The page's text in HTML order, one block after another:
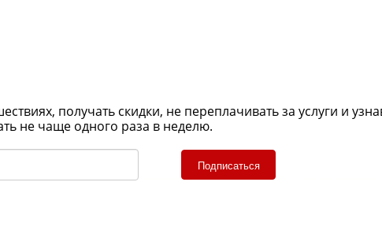
получать скидки, не переплачивать за услуги и
не чаще одного раза в неделю.
Подписаться